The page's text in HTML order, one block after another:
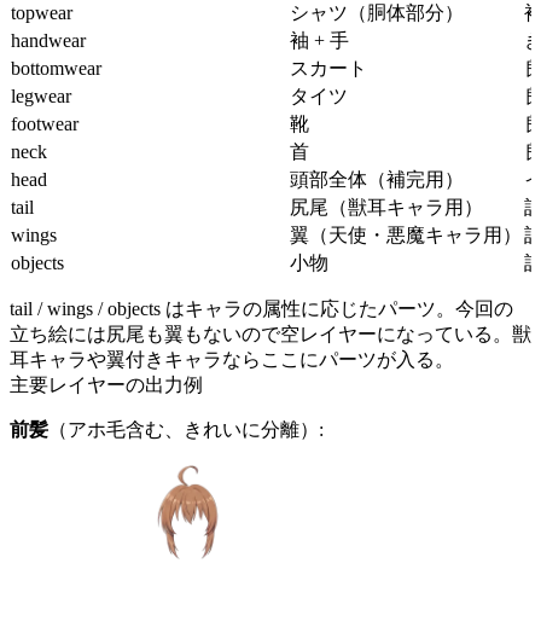
topwear
シャツ（胴体部分）
handwear
袖 + 手
bottomwear
スカート
legwear
タイツ
footwear
靴
neck
首
head
頭部全体（補完用）
tail
尻尾（獣耳キャラ用）
wings
翼（天使・悪魔キャラ用）
objects
小物
tail / wings / objects はキャラの属性に応じたパーツ。今回の
立ち絵には尻尾も翼もないので空レイヤーになっている。獣
耳キャラや翼付きキャラならここにパーツが入る。
主要レイヤーの出力例
前髪 （アホ毛含む、きれいに分離）: